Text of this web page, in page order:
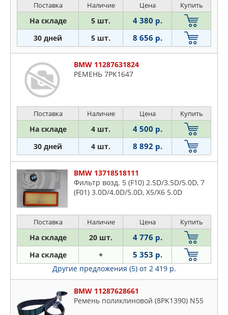
Поставка Наличие Цена Купить
На складе 5 шт. 4 380 р.
30 дней 5 шт. 8 656 р.
BMW 11287631824
РЕМЕНЬ 7PK1647
Поставка Наличие Цена Купить
На складе 4 шт. 4 500 р.
30 дней 4 шт. 8 892 р.
BMW 13718518111
Фильтр возд. 5 (F10) 2.5D/3.5D/5.0D, 7
(F01) 3.0D/4.0D/5.0D, X5/X6 5.0D
Поставка Наличие Цена Купить
На складе 20 шт. 4 776 р.
На складе + 5 353 р.
Другие предложения (5) от 2 419 р.
BMW 11287628661
Ремень поликлиновой (8PK1390) N55